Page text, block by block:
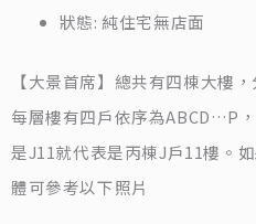
狀態: 純住宅無店面
【大景首席】總共有四棟大樓
每層樓有四戶依序為ABCD…P
是J11就代表是丙棟J戶11樓。
體可參考以下照片